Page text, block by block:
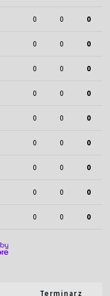
0 0 0
0 0 0
0 0 0
0 0 0
0 0 0
0 0 0
0 0 0
0 0 0
0 0 0
Terminarz